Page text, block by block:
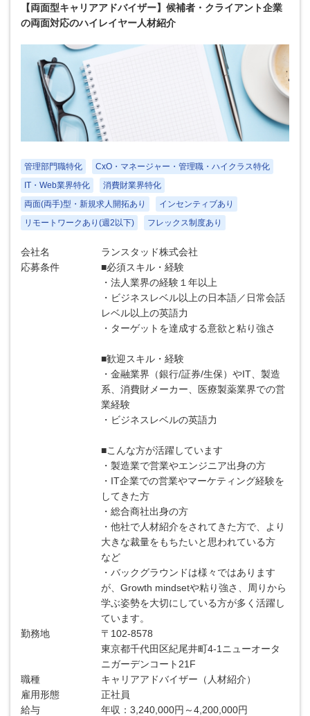
【両面型キャリアアドバイザー】候補者・クライアント企業
の両面対応のハイレイヤー人材紹介
管理部門職特化
CxO・マネージャー・管理職・ハイクラス特化
IT・Web業界特化
消費財業界特化
両面(両手)型・新規求人開拓あり
インセンティブあり
リモートワークあり(週2以下)
フレックス制度あり
会社名
ランスタッド株式会社
応募条件
■必須スキル・経験
・法人業界の経験１年以上
・ビジネスレベル以上の日本語／日常会話
レベル以上の英語力
・ターゲットを達成する意欲と粘り強さ
■歓迎スキル・経験
・金融業界（銀行/証券/生保）やIT、製造
系、消費財メーカー、医療製薬業界での営
業経験
・ビジネスレベルの英語力
■こんな方が活躍しています
・製造業で営業やエンジニア出身の方
・IT企業での営業やマーケティング経験を
してきた方
・総合商社出身の方
・他社で人材紹介をされてきた方で、より
大きな裁量をもちたいと思われている方
など
・バックグラウンドは様々ではあります
が、Growth mindsetや粘り強さ、周りから
学ぶ姿勢を大切にしている方が多く活躍し
ています。
勤務地
〒102-8578
東京都千代田区紀尾井町4-1ニューオータ
ニガーデンコート21F
職種
キャリアアドバイザー（人材紹介）
雇用形態
正社員
給与
年収：3,240,000円～4,200,000円